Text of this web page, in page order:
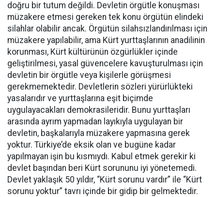
doğru bir tutum değildi. Devletin örgütle konuşması
müzakere etmesi gereken tek konu örgütün elindeki
silahlar olabilir ancak. Örgütün silahsızlandırılması için
müzakere yapılabilir, ama Kürt yurttaşlarının anadilinin
korunması, Kürt kültürünün özgürlükler içinde
geliştirilmesi, yasal güvencelere kavuşturulması için
devletin bir örgütle veya kişilerle görüşmesi
gerekmemektedir. Devletlerin sözleri yürürlükteki
yasalarıdır ve yurttaşlarına eşit biçimde
uygulayacakları demokrasileridir. Bunu yurttaşları
arasında ayrım yapmadan layıkıyla uygulayan bir
devletin, başkalarıyla müzakere yapmasına gerek
yoktur. Türkiye’de eksik olan ve bugüne kadar
yapılmayan işin bu kısmıydı. Kabul etmek gerekir ki
devlet başından beri Kürt sorununu iyi yönetemedi.
Devlet yaklaşık 50 yıldır, “Kürt sorunu vardır” ile “Kürt
sorunu yoktur” tavrı içinde bir gidip bir gelmektedir.